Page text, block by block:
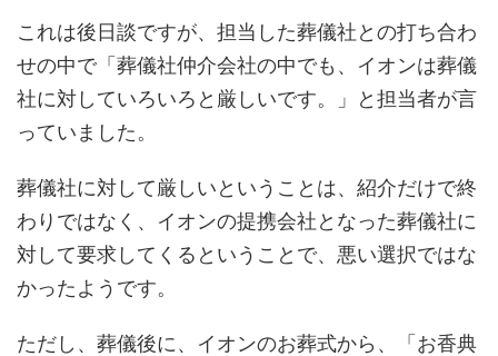
これは後日談ですが、担当した葬儀社との打ち合わ
せの中で「葬儀社仲介会社の中でも、イオンは葬儀
社に対していろいろと厳しいです。」と担当者が言
っていました。
葬儀社に対して厳しいということは、紹介だけで終
わりではなく、イオンの提携会社となった葬儀社に
対して要求してくるということで、悪い選択ではな
かったようです。
ただし、葬儀後に、イオンのお葬式から、「お香典